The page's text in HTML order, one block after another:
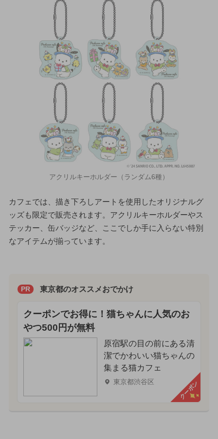
アクリルキーホルダー（ランダム6種）
カフェでは、描き下ろしアートを使用したオリジナルグ
ッズも限定で販売されます。アクリルキーホルダーやス
テッカー、缶バッジなど、ここでしか手に入らない特別
なアイテムが揃っています。
PR 東京都のオススメおでかけ
クーポンでお得に！猫ちゃんに人気のお
やつ500円が無料
原宿駅の目の前にある清
潔でかわいい猫ちゃんの
集まる猫カフェ
東京都渋谷区 クーポン